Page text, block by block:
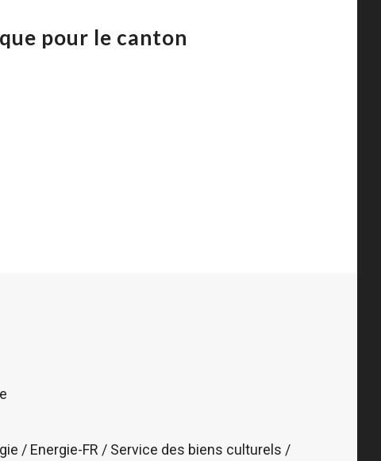
pour le canton
/ Energie-FR / Service des biens culturels /